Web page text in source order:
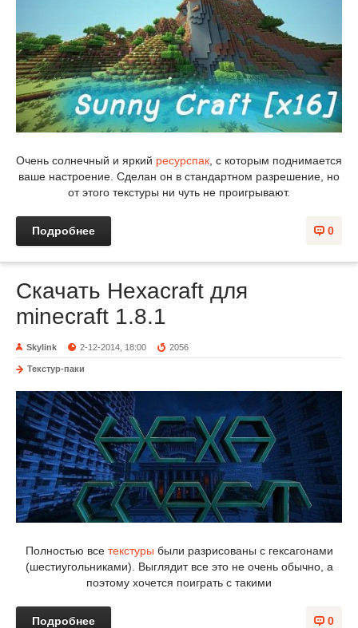
Очень солнечный и яркий ресурспак , с которым поднимается
ваше настроение. Сделан он в стандартном разрешение, но
от этого текстуры ни чуть не проигрывают.
0
Подробнее
Скачать Hexacraft для
minecraft 1.8.1
Skylink 2-12-2014, 18:00 2056
Текстур-паки
Полностью все текстуры были разрисованы с гексагонами
(шестиугольниками). Выглядит все это не очень обычно, а
поэтому хочется поиграть с такими
0
Подробнее